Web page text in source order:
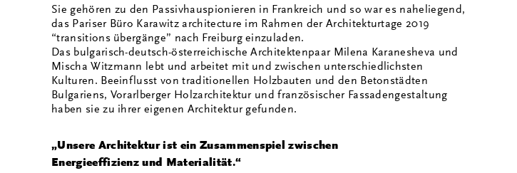
Sie gehören zu den Passivhauspionieren in Frankreich und so war es naheliegend,
das Pariser Büro Karawitz architecture im Rahmen der Architekturtage 2019
“transitions übergänge” nach Freiburg einzuladen.
Das bulgarisch-deutsch-österreichische Architektenpaar Milena Karanesheva und
Mischa Witzmann lebt und arbeitet mit und zwischen unterschiedlichsten
Kulturen. Beeinflusst von traditionellen Holzbauten und den Betonstädten
Bulgariens, Vorarlberger Holzarchitektur und französischer Fassadengestaltung
haben sie zu ihrer eigenen Architektur gefunden.
„Unsere Architektur ist ein Zusammenspiel zwischen
Energieeffizienz und Materialität.“